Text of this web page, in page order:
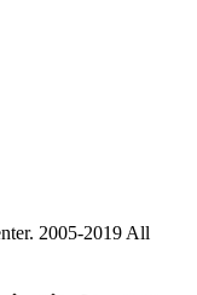
2005-2019 All